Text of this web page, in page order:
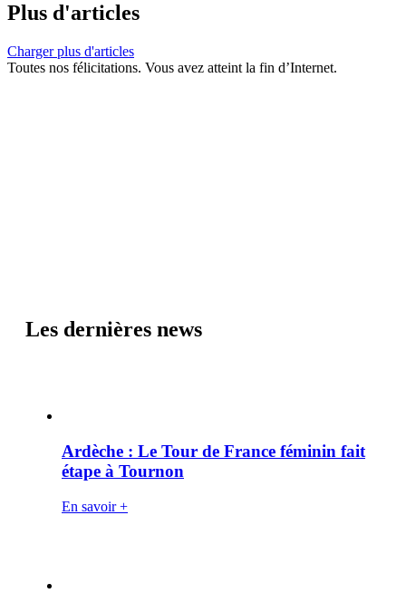
Plus d'articles
Charger plus d'articles
Toutes nos félicitations. Vous avez atteint la fin d’Internet.
Les dernières news
Ardèche : Le Tour de France féminin fait
étape à Tournon
En savoir +